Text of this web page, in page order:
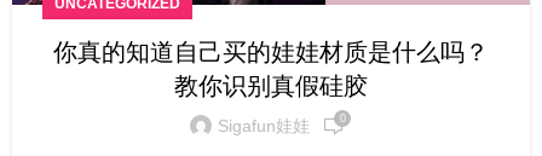
你真的知道自己买的娃娃材质是什么吗？
教你识别真假硅胶
Sigafun娃娃 0